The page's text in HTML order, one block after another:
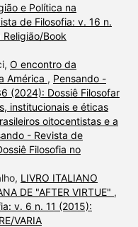
e Política na
de Filosofia: v. 16 n.
Book
O encontro da
América , Pensando -
(2024): Dossiê Filosofar
institucionais e éticas
oitocentistas e a
- Revista de
Filosofia no
LIVRO ITALIANO
DE "AFTER VIRTUE" ,
v. 6 n. 11 (2015):
VARIA